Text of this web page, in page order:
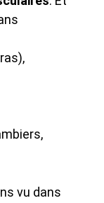
vu dans